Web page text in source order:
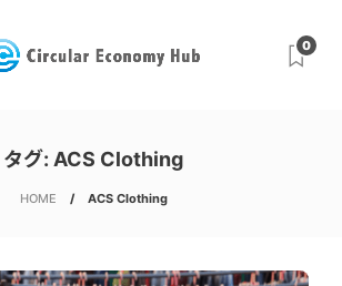
0
タグ: ACS Clothing
HOME ACS Clothing